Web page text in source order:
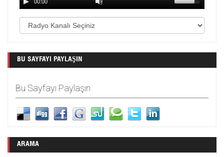
BU SAYFAYI PAYLAŞIN
Bu Sayfayı Paylaşın
ARAMA